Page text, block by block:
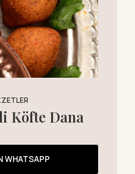
Köfte Dana
WHATSAPP